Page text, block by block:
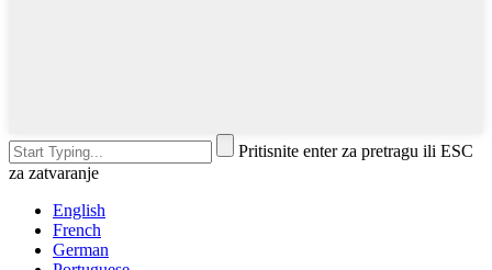
Pritisnite enter za pretragu ili ESC
za zatvaranje
English
French
German